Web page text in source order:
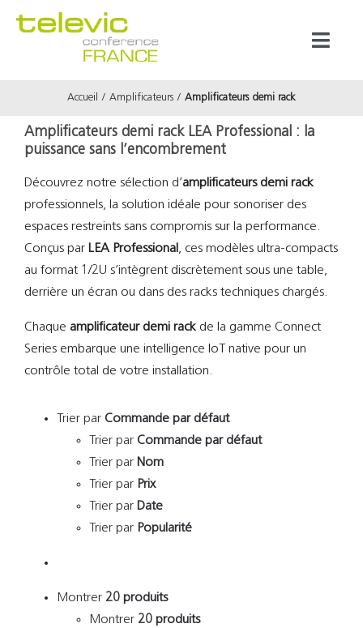
Accueil Amplificateurs Amplificateurs demi rack
Amplificateurs demi rack LEA Professional : la
puissance sans l’encombrement
Découvrez notre sélection d’amplificateurs demi rack
professionnels, la solution idéale pour sonoriser des
espaces restreints sans compromis sur la performance.
Conçus par LEA Professional, ces modèles ultra-compacts
au format 1/2U s’intègrent discrètement sous une table,
derrière un écran ou dans des racks techniques chargés.
Chaque amplificateur demi rackde la gamme Connect
Series embarque une intelligence IoT native pour un
contrôle total de votre installation.
Trier par Commande par défaut
Trier par Commande par défaut
Trier par Nom
Trier par Prix
Trier par Date
Trier par Popularité
Montrer 20 produits
Montrer 20 produits